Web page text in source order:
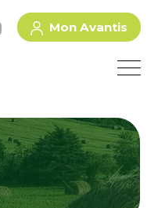
Mon Avantis